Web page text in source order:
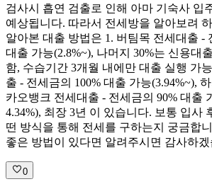
검사시 흡연 검출로 인해 아마 기숙사 입
예상됩니다. 따라서 전세방을 알아보려
알아본 대출 방법은 1. 버팀목 전세대출 -
대출 가능(2.8%~), 나머지 30%는 신용대
함, 수습기간 3개월 내에만 대출 실행 가
출 - 전세금의 100% 대출 가능(3.94%~),
카오뱅크 전세대출 - 전세금의 90% 대출
4.34%), 최장 3년 이 있습니다. 보통 입사
떤 방식을 통해 전세를 구하는지 궁금합
좋은 방법이 있다면 알려주시면 감사하겠
0